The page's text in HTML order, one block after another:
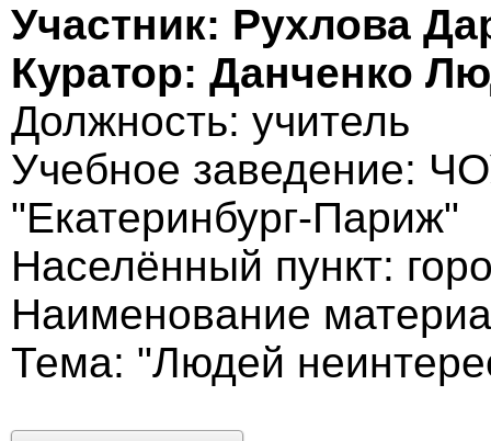
Участник: Рухлова
Куратор: Данченко
Должность: учитель
Учебное заведение:
"Екатеринбург-Париж"
Населённый пункт:
Наименование
Тема: "Людей